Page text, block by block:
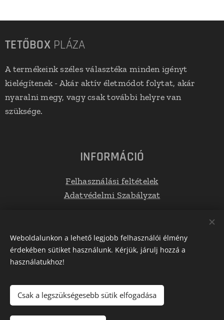
TETŐBOX PLÁZA
A termékeink széles választéka minden igényt
kielégítenek - Akár aktív életmódot folytat, akár
nyaralni megy, vagy csak további helyre van
szüksége.
INFORMÁCIÓ
Felhasználási feltételek
Adatvédelmi Szabályzat
Elérhetőségek
Az oldalt aWebnode
Weboldalunkon a lehető legjobb felhasználói élmény
érdekében sütiket használunk. Kérjük, járulj hozzá a
használatukhoz!
Csak a legszükségesebb sütik elfogadása